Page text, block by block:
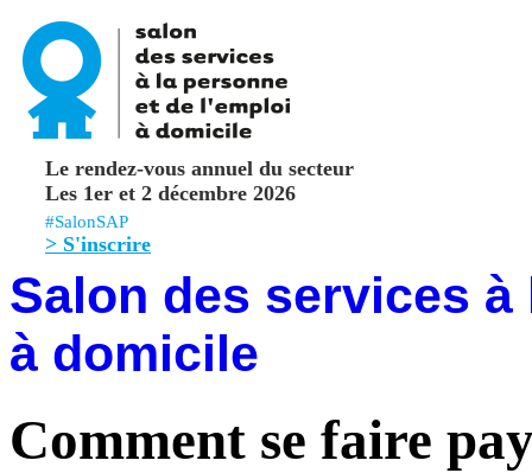
Le rendez-vous annuel du secteur
Les 1er et 2 décembre 2026
#SalonSAP
> S'inscrire
Salon des services
à domicile
Comment se faire